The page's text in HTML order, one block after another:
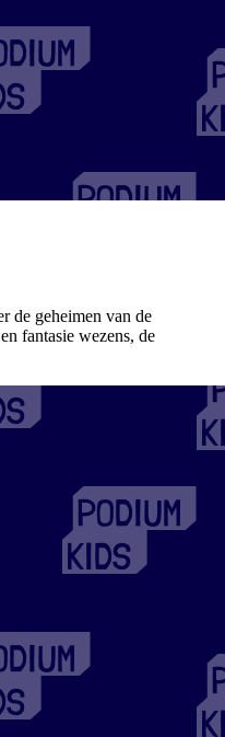
de geheimen van de
fantasie wezens, de